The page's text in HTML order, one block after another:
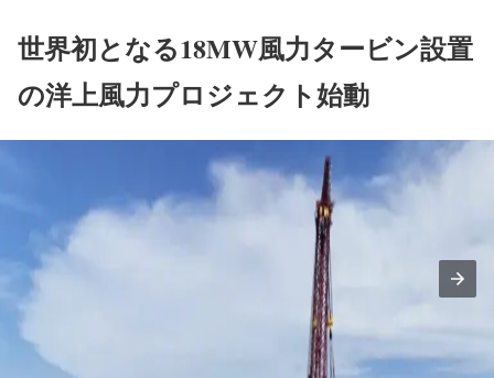
世界初となる18MW風力タービン設置
の洋上風力プロジェクト始動